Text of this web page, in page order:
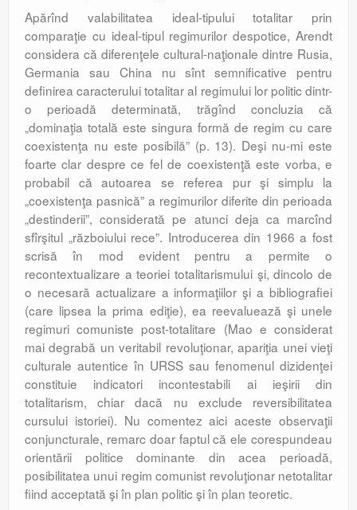
Apărînd valabilitatea ideal-tipului totalitar prin
comparaţie cu ideal-tipul regimurilor despotice, Arendt
considera că diferenţele cultural-naţionale dintre Rusia,
Germania sau China nu sînt semnificative pentru
definirea caracterului totalitar al regimului lor politic dintr-
o perioadă determinată, trăgînd concluzia că
„dominaţia totală este singura formă de regim cu care
coexistenţa nu este posibilă” (p. 13). Deşi nu-mi este
foarte clar despre ce fel de coexistenţă este vorba, e
probabil că autoarea se referea pur şi simplu la
„coexistenţa pasnică” a regimurilor diferite din perioada
„destinderii”, considerată pe atunci deja ca marcînd
sfîrşitul „războiului rece”. Introducerea din 1966 a fost
scrisă în mod evident pentru a permite o
recontextualizare a teoriei totalitarismului şi, dincolo de
o necesară actualizare a informaţiilor şi a bibliografiei
(care lipsea la prima ediţie), ea reevaluează şi unele
regimuri comuniste post-totalitare (Mao e considerat
mai degrabă un veritabil revoluţionar, apariţia unei vieţi
culturale autentice în URSS sau fenomenul dizidenţei
constituie indicatori incontestabili ai ieşirii din
totalitarism, chiar dacă nu exclude reversibilitatea
cursului istoriei). Nu comentez aici aceste observaţii
conjuncturale, remarc doar faptul că ele corespundeau
orientării politice dominante din acea perioadă,
posibilitatea unui regim comunist revoluţionar netotalitar
fiind acceptată şi în plan politic şi în plan teoretic.